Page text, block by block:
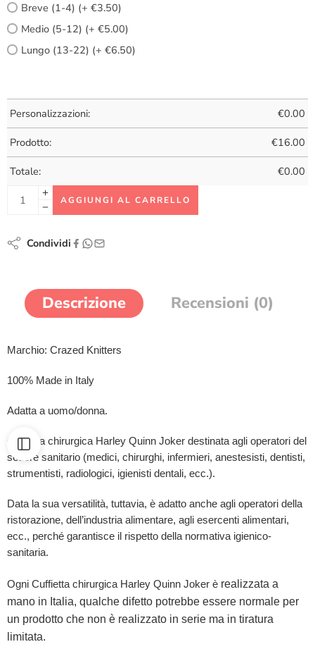
Breve (1-4) (+ €3.50)
Medio (5-12) (+ €5.00)
Lungo (13-22) (+ €6.50)
Personalizzazioni: €0.00
Prodotto: €16.00
Totale: €0.00
AGGIUNGI AL CARRELLO
Condividi
Descrizione Recensioni (0)
Marchio: Crazed Knitters
100% Made in Italy
Adatta a uomo/donna.
Cuffietta chirurgica Harley Quinn Joker destinata agli operatori del
settore sanitario (medici, chirurghi, infermieri, anestesisti, dentisti,
strumentisti, radiologici, igienisti dentali, ecc.).
Data la sua versatilità, tuttavia, è adatto anche agli operatori della
ristorazione, dell’industria alimentare, agli esercenti alimentari,
ecc., perché garantisce il rispetto della normativa igienico-
sanitaria.
Ogni Cuffietta chirurgica Harley Quinn Joker è realizzata a
mano in Italia, qualche difetto potrebbe essere normale per
un prodotto che non è realizzato in serie ma in tiratura
limitata.